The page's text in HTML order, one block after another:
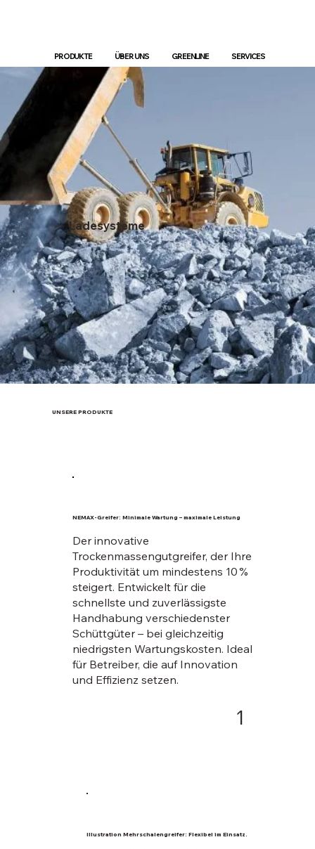
PRODUKTE ÜBER UNS GREENLINE SERVICES
Ladesysteme
UNSERE PRODUKTE
NEMAX-Greifer: Minimale Wartung – maximale Leistung
Der innovative
Trockenmassengutgreifer, der Ihre
Produktivität um mindestens 10 %
steigert. Entwickelt für die
schnellste und zuverlässigste
Handhabung verschiedenster
Schüttgüter – bei gleichzeitig
niedrigsten Wartungskosten. Ideal
für Betreiber, die auf Innovation
und Effizienz setzen.
1
Illustration Mehrschalengreifer: Flexibel im Einsatz.